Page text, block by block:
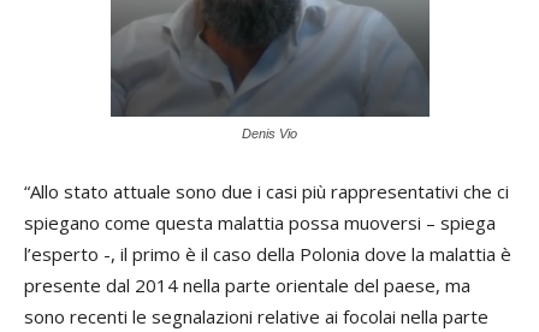
Denis Vio
“Allo stato attuale sono due i casi più rappresentativi che ci
spiegano come questa malattia possa muoversi – spiega
l’esperto -, il primo è il caso della Polonia dove la malattia è
presente dal 2014 nella parte orientale del paese, ma
sono recenti le segnalazioni relative ai focolai nella parte